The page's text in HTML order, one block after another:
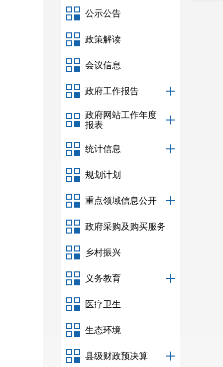
公示公告
政策解读
会议信息
政府工作报告
政府网站工作年度
报表
统计信息
规划计划
重点领域信息公开
政府采购及购买服务
乡村振兴
义务教育
医疗卫生
生态环境
县级财政预决算